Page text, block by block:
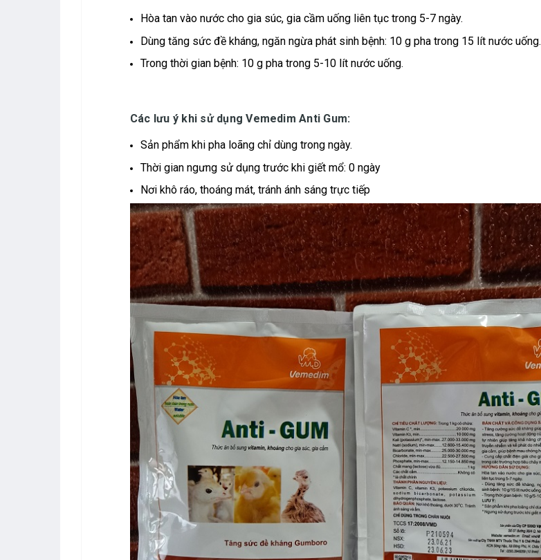
Hòa tan vào nước cho gia súc, gia cầm uống liên tục trong 5-7 ngày.
Dùng tăng sức đề kháng, ngăn ngừa phát sinh bệnh: 10 g pha trong 15 lít nước uống.
Trong thời gian bệnh: 10 g pha trong 5-10 lít nước uống.
Các lưu ý khi sử dụng Vemedim Anti Gum:
Sản phẩm khi pha loãng chỉ dùng trong ngày.
Thời gian ngưng sử dụng trước khi giết mổ: 0 ngày
Nơi khô ráo, thoáng mát, tránh ánh sáng trực tiếp